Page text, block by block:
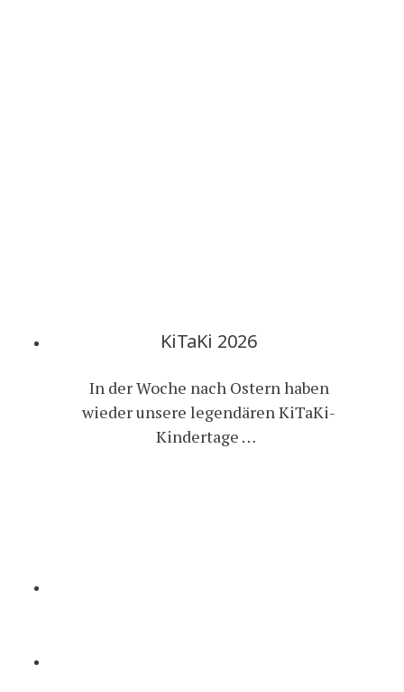
KiTaKi 2026
In der Woche nach Ostern haben
wieder unsere legendären KiTaKi-
Kindertage …